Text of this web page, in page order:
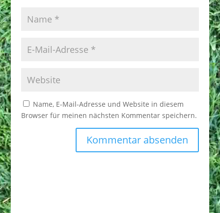
Name, E-Mail-Adresse und Website in diesem
Browser für meinen nächsten Kommentar speichern.